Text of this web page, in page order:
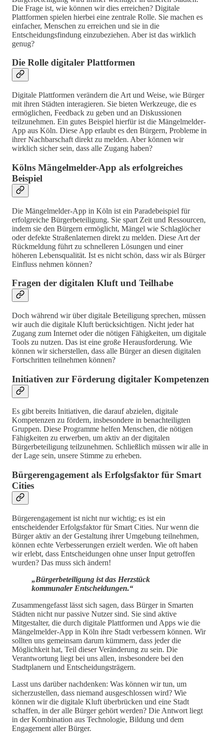
Die Frage ist, wie können wir dies erreichen? Digitale
Plattformen spielen hierbei eine zentrale Rolle. Sie machen es
einfacher, Menschen zu erreichen und sie in die
Entscheidungsfindung einzubeziehen. Aber ist das wirklich
genug?
Die Rolle digitaler Plattformen
Digitale Plattformen verändern die Art und Weise, wie Bürger
mit ihren Städten interagieren. Sie bieten Werkzeuge, die es
ermöglichen, Feedback zu geben und an Diskussionen
teilzunehmen. Ein gutes Beispiel hierfür ist die Mängelmelder-
App aus Köln. Diese App erlaubt es den Bürgern, Probleme in
ihrer Nachbarschaft direkt zu melden. Aber können wir
wirklich sicher sein, dass alle Zugang haben?
Kölns Mängelmelder-App als erfolgreiches
Beispiel
Die Mängelmelder-App in Köln ist ein Paradebeispiel für
erfolgreiche Bürgerbeteiligung. Sie spart Zeit und Ressourcen,
indem sie den Bürgern ermöglicht, Mängel wie Schlaglöcher
oder defekte Straßenlaternen direkt zu melden. Diese Art der
Rückmeldung führt zu schnelleren Lösungen und einer
höheren Lebensqualität. Ist es nicht schön, dass wir als Bürger
Einfluss nehmen können?
Fragen der digitalen Kluft und Teilhabe
Doch während wir über digitale Beteiligung sprechen, müssen
wir auch die digitale Kluft berücksichtigen. Nicht jeder hat
Zugang zum Internet oder die nötigen Fähigkeiten, um digitale
Tools zu nutzen. Das ist eine große Herausforderung. Wie
können wir sicherstellen, dass alle Bürger an diesen digitalen
Fortschritten teilnehmen können?
Initiativen zur Förderung digitaler Kompetenzen
Es gibt bereits Initiativen, die darauf abzielen, digitale
Kompetenzen zu fördern, insbesondere in benachteiligten
Gruppen. Diese Programme helfen Menschen, die nötigen
Fähigkeiten zu erwerben, um aktiv an der digitalen
Bürgerbeteiligung teilzunehmen. Schließlich müssen wir alle in
der Lage sein, unsere Stimme zu erheben.
Bürgerengagement als Erfolgsfaktor für Smart
Cities
Bürgerengagement ist nicht nur wichtig; es ist ein
entscheidender Erfolgsfaktor für Smart Cities. Nur wenn die
Bürger aktiv an der Gestaltung ihrer Umgebung teilnehmen,
können echte Verbesserungen erzielt werden. Wie oft haben
wir erlebt, dass Entscheidungen ohne unser Input getroffen
wurden? Das muss sich ändern!
„Bürgerbeteiligung ist das Herzstück
kommunaler Entscheidungen.“
Zusammengefasst lässt sich sagen, dass Bürger in Smarten
Städten nicht nur passive Nutzer sind. Sie sind aktive
Mitgestalter, die durch digitale Plattformen und Apps wie die
Mängelmelder-App in Köln ihre Stadt verbessern können. Wir
sollten uns gemeinsam darum kümmern, dass jeder die
Möglichkeit hat, Teil dieser Veränderung zu sein. Die
Verantwortung liegt bei uns allen, insbesondere bei den
Stadtplanern und Entscheidungsträgern.
Lasst uns darüber nachdenken: Was können wir tun, um
sicherzustellen, dass niemand ausgeschlossen wird? Wie
können wir die digitale Kluft überbrücken und eine Stadt
schaffen, in der alle Bürger gehört werden? Die Antwort liegt
in der Kombination aus Technologie, Bildung und dem
Engagement aller Bürger.